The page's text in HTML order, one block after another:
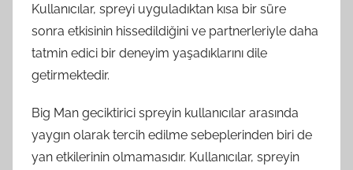
Kullanıcılar, spreyi uyguladıktan kısa bir süre
sonra etkisinin hissedildiğini ve partnerleriyle daha
tatmin edici bir deneyim yaşadıklarını dile
getirmektedir.
Big Man geciktirici spreyin kullanıcılar arasında
yaygın olarak tercih edilme sebeplerinden biri de
yan etkilerinin olmamasıdır. Kullanıcılar, spreyin